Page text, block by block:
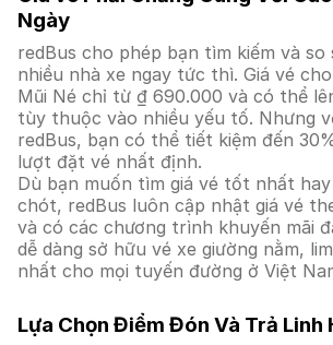
Ngày
redBus cho phép bạn tìm kiếm và so
nhiều nhà xe ngay tức thì. Giá vé
Mũi Né chỉ từ ₫ 690.000 và có thể
tùy thuộc vào nhiều yếu tố. Nhưng
redBus, bạn có thể tiết kiệm đến
lượt đặt vé nhất định.
Dù bạn muốn tìm giá vé tốt nhất
chót, redBus luôn cập nhật giá vé
và có các chương trình khuyến mãi
dễ dàng sở hữu vé xe giường nằm,
nhất cho mọi tuyến đường ở Việt
Lựa Chọn Điểm Đón Và Trả Linh